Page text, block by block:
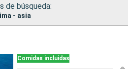
de búsqueda:
- asia
Comidas incluidas